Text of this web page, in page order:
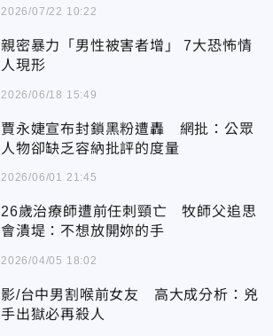
2026/07/22 10:22
親密暴力「男性被害者增」 7大恐怖情
人現形
2026/06/18 15:49
賈永婕宣布封鎖黑粉遭轟 網批：公眾
人物卻缺乏容納批評的度量
2026/06/01 21:45
26歲治療師遭前任刺頸亡 牧師父追思
會潰堤：不想放開妳的手
2026/04/05 18:02
影/台中男割喉前女友 高大成分析：兇
手出獄必再殺人